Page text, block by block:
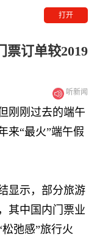
打开
票订单较2019
听新闻
刚刚过去的端午
来“最火”端午假
显示，部分旅游
其中国内门票业
弛感”旅行火